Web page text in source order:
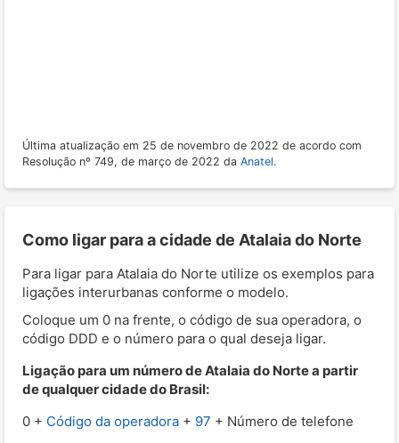
Última atualização em 25 de novembro de 2022 de acordo com
Resolução nº 749, de março de 2022 da Anatel.
Como ligar para a cidade de Atalaia do Norte
Para ligar para Atalaia do Norte utilize os exemplos para
ligações interurbanas conforme o modelo.
Coloque um 0 na frente, o código de sua operadora, o
código DDD e o número para o qual deseja ligar.
Ligação para um número de Atalaia do Norte a partir
de qualquer cidade do Brasil:
0 + Código da operadora + 97 + Número de telefone